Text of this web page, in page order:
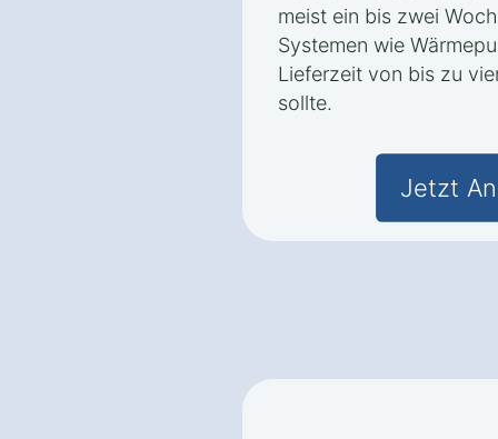
meist ein bis zwei
Systemen wie
Lieferzeit von bis zu
sollte.
Jetzt